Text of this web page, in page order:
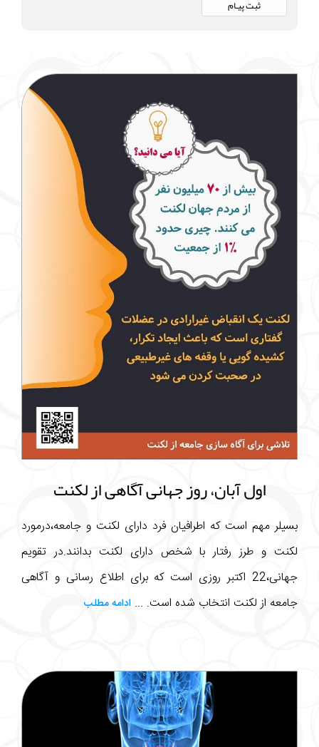
اول آبان، روز جهانی آگاهی از لکنت
بسیلر مهم است که اطرافیان فرد دارای لکنت و جامعه،درمورد
لکنت و طرز رفتار با شخص دارای لکنت بدانند.در تقویم
جهانی،22 اکتبر روزی است که برای اطلاع رسانی و آگاهی
جامعه از لکنت انتخاب شده است. ... ادامه مطلب